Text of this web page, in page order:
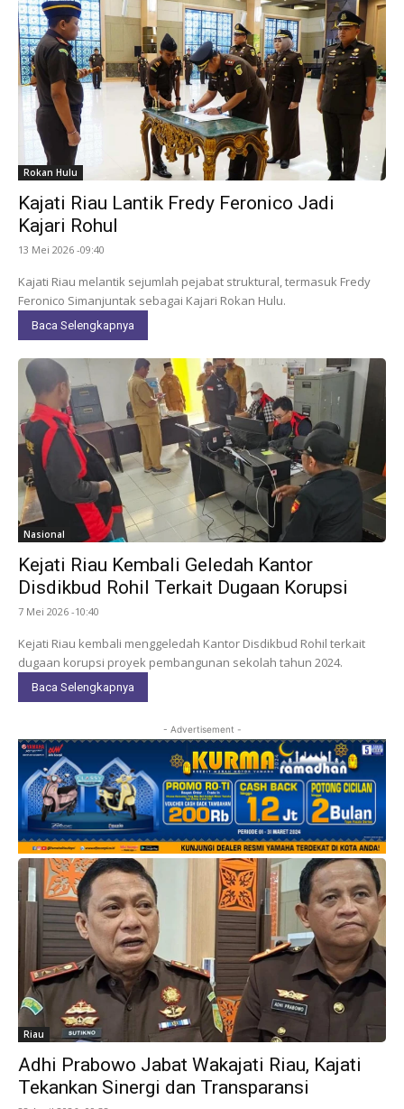
Rokan Hulu
Kajati Riau Lantik Fredy Feronico Jadi
Kajari Rohul
13 Mei 2026 -09:40
Kajati Riau melantik sejumlah pejabat struktural, termasuk Fredy
Feronico Simanjuntak sebagai Kajari Rokan Hulu.
Baca Selengkapnya
Nasional
Kejati Riau Kembali Geledah Kantor
Disdikbud Rohil Terkait Dugaan Korupsi
7 Mei 2026 -10:40
Kejati Riau kembali menggeledah Kantor Disdikbud Rohil terkait
dugaan korupsi proyek pembangunan sekolah tahun 2024.
Baca Selengkapnya
- Advertisement -
Riau
Adhi Prabowo Jabat Wakajati Riau, Kajati
Tekankan Sinergi dan Transparansi